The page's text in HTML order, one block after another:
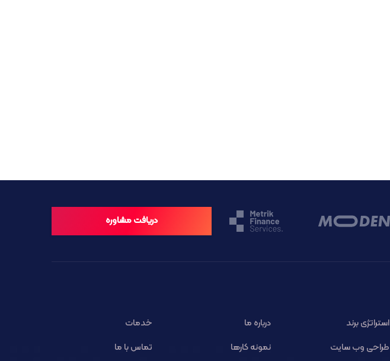
دریافت مشاوره
استراتژی برند درباره ما
خدمات
طراحی وب سایت
نمونه کارها تماس با ما